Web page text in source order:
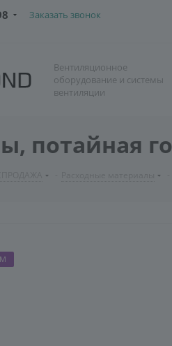
Заказать звонок
Вентиляционное
оборудование и системы
вентиляции
потайная